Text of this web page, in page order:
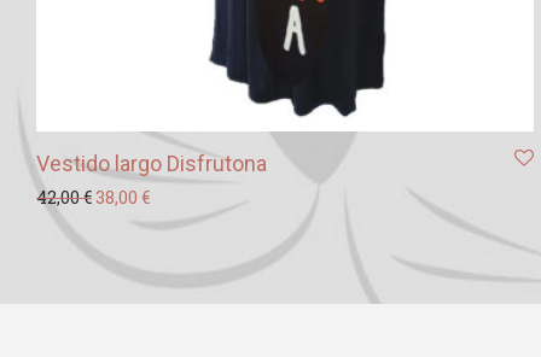
Vestido largo Disfrutona
42,00€El precio original era: 42,00 €.
38,00 €El precio actual es: 38,00 €.